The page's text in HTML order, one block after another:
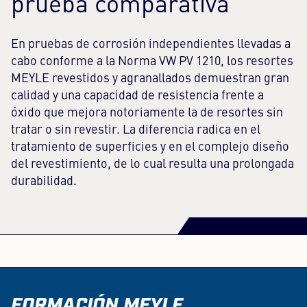
prueba comparativa
En pruebas de corrosión independientes llevadas a
cabo conforme a la Norma VW PV 1210, los resortes
MEYLE revestidos y agranallados demuestran gran
calidad y una capacidad de resistencia frente a
óxido que mejora notoriamente la de resortes sin
tratar o sin revestir. La diferencia radica en el
tratamiento de superficies y en el complejo diseño
del revestimiento, de lo cual resulta una prolongada
durabilidad.